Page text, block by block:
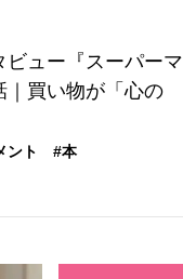
ビュー『スーパーマ
｜買い物が「心の
ント
#本